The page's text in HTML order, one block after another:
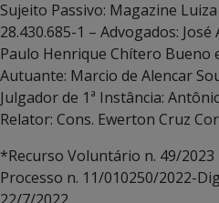
Sujeito Passivo: Magazine Luiza
28.430.685-1 – Advogados:
Paulo Henrique Chítero Bueno
Autuante: Marcio de Alencar
Julgador de 1ª Instância:
Relator: Cons. Ewerton Cruz
*Recurso Voluntário n. 49/2023
Processo n. 11/010250/2022-